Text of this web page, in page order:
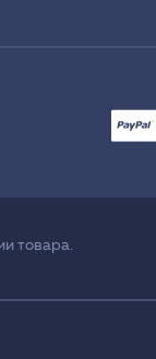
товара.